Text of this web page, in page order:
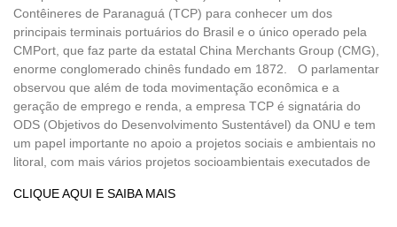
Contêineres de Paranaguá (TCP) para conhecer um dos
principais terminais portuários do Brasil e o único operado pela
CMPort, que faz parte da estatal China Merchants Group (CMG),
enorme conglomerado chinês fundado em 1872. O parlamentar
observou que além de toda movimentação econômica e a
geração de emprego e renda, a empresa TCP é signatária do
ODS (Objetivos do Desenvolvimento Sustentável) da ONU e tem
um papel importante no apoio a projetos sociais e ambientais no
litoral, com mais vários projetos socioambientais executados de
CLIQUE AQUI E SAIBA MAIS